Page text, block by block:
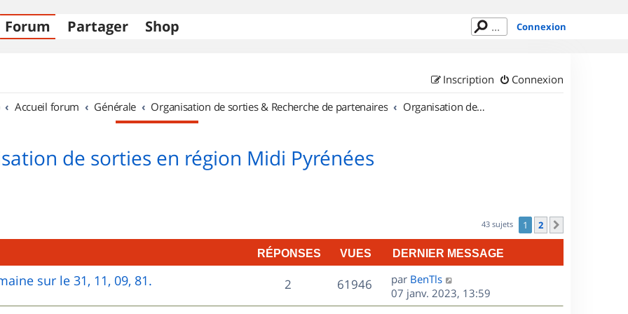
Forum Partager Shop Connexion
Connexion
Inscription
Accueil forum Générale Organisation de sorties & Recherche de partenaires Organisation de sorties en région Midi Pyrénées
de sorties en région Midi Pyrénées
43 sujets 1 2
RÉPONSES VUES DERNIER MESSAGE
sur le 31, 11, 09, 81. 2R
é
61946V
u
D
e
r
par BenTls
07 janv. 2023, 13:59